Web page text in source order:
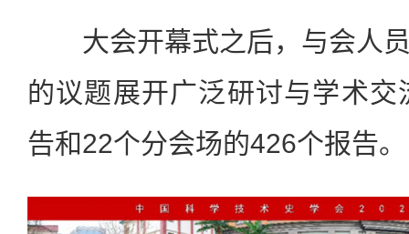
大会开幕式之后，与会人员
的议题展开广泛研讨与学术
告和22个分会场的426个报告。